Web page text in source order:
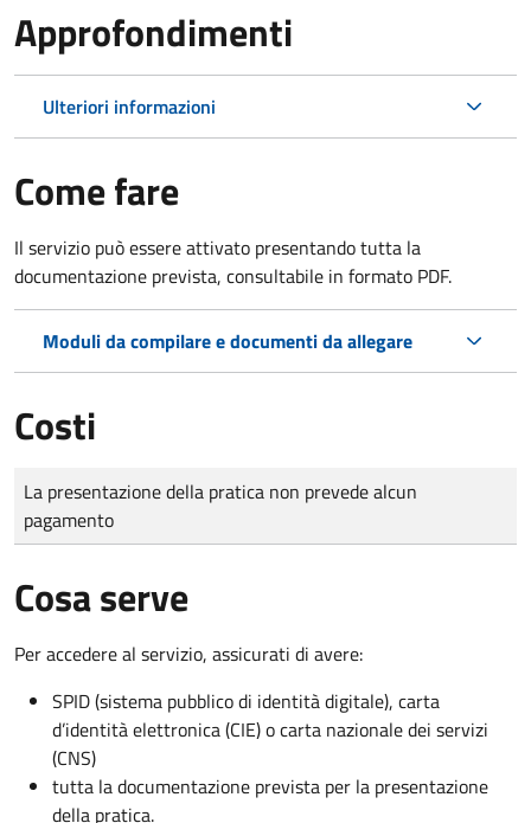
Approfondimenti
Ulteriori informazioni
Come fare
Il servizio può essere attivato presentando tutta la
documentazione prevista, consultabile in formato PDF.
Moduli da compilare e documenti da allegare
Costi
Tipo di pagamento
Importo
La presentazione della pratica non prevede alcun
pagamento
Cosa serve
Per accedere al servizio, assicurati di avere:
SPID (sistema pubblico di identità digitale), carta
d’identità elettronica (CIE) o carta nazionale dei servizi
(CNS)
tutta la documentazione prevista per la presentazione
della pratica.